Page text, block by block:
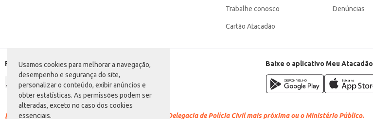
Usamos cookies para melhorar a navegação,
desempenho e segurança do site,
personalizar o conteúdo, exibir anúncios e
obter estatísticas. As permissões podem ser
alteradas, exceto no caso dos cookies
essenciais.
Trabalhe conosco
Cartão Atacadão
Denúncias
Formas de pagamento Baixe o aplicativo Meu Atacadão
Racismo é crime. Denuncie. Disque 100 ou procure a Delegacia de Polícia Civil mais próxima ou o Ministério Público.